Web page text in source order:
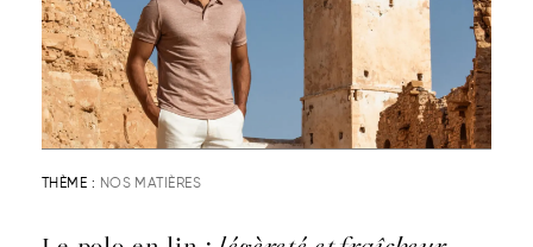
THÈME : NOS MATIÈRES